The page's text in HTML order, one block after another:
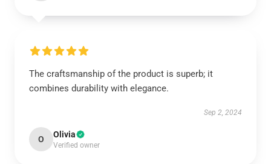
The craftsmanship of the product is superb; it
combines durability with elegance.
Sep 2, 2024
O Olivia
Verified owner